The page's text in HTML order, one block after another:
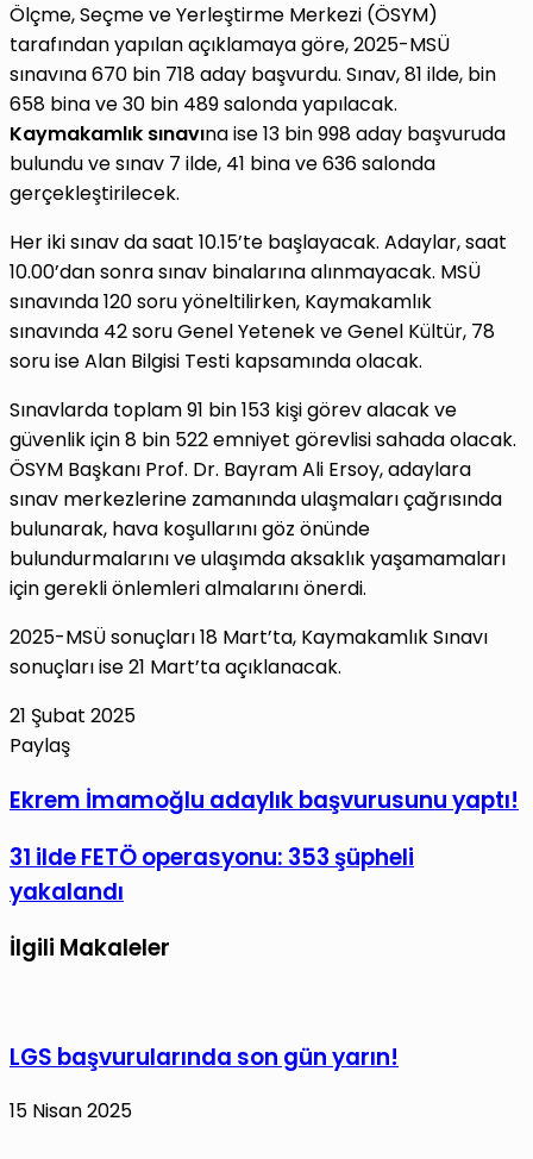
Ölçme, Seçme ve Yerleştirme Merkezi (ÖSYM)
tarafından yapılan açıklamaya göre, 2025-MSÜ
sınavına 670 bin 718 aday başvurdu. Sınav, 81 ilde, bin
658 bina ve 30 bin 489 salonda yapılacak.
Kaymakamlık sınavına ise 13 bin 998 aday başvuruda
bulundu ve sınav 7 ilde, 41 bina ve 636 salonda
gerçekleştirilecek.
Her iki sınav da saat 10.15’te başlayacak. Adaylar, saat
10.00’dan sonra sınav binalarına alınmayacak. MSÜ
sınavında 120 soru yöneltilirken, Kaymakamlık
sınavında 42 soru Genel Yetenek ve Genel Kültür, 78
soru ise Alan Bilgisi Testi kapsamında olacak.
Sınavlarda toplam 91 bin 153 kişi görev alacak ve
güvenlik için 8 bin 522 emniyet görevlisi sahada olacak.
ÖSYM Başkanı Prof. Dr. Bayram Ali Ersoy, adaylara
sınav merkezlerine zamanında ulaşmaları çağrısında
bulunarak, hava koşullarını göz önünde
bulundurmalarını ve ulaşımda aksaklık yaşamamaları
için gerekli önlemleri almalarını önerdi.
2025-MSÜ sonuçları 18 Mart’ta, Kaymakamlık Sınavı
sonuçları ise 21 Mart’ta açıklanacak.
21 Şubat 2025
Paylaş
Posta
paylaş
Ekrem
adaylık
başvurusunu
Ekrem İmamoğlu adaylık başvurusunu yaptı!
31
ilde
FETÖ
operasyonu:
31 ilde FETÖ operasyonu: 353 şüpheli
yakalandı
İlgili Makaleler
LGS başvurularında son gün yarın!
15 Nisan 2025